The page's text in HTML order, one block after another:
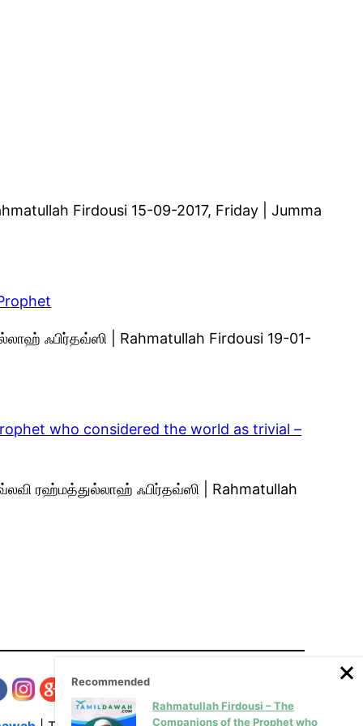
Firdousi 15-09-2017, Friday | Jumma
ஃபிர்தவ்ஸி | Rahmatullah Firdousi 19-01-
who considered the world as trivial –
ரஹ்மத்துல்லாஹ் ஃபிர்தவ்ஸி | Rahmatullah
Recommended
Rahmatullah Firdousi – The
Companions of the Prophet who